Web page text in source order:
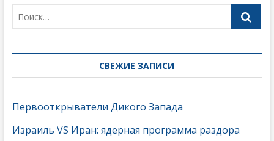
СВЕЖИЕ ЗАПИСИ
Первооткрыватели Дикого Запада
Израиль VS Иран: ядерная программа раздора